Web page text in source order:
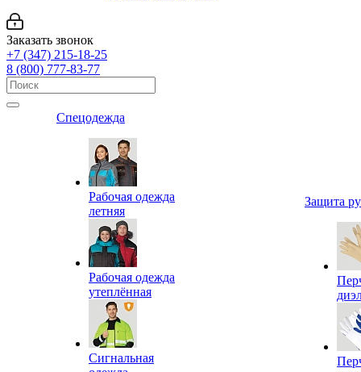
Заказать звонок
+7 (347) 215-18-25
8 (800) 777-83-77
Спецодежда
Рабочая одежда
летняя
Рабочая одежда
утеплённая
Сигнальная
Защита